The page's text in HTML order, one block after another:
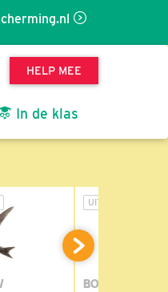
HELP MEE
In de klas
UITGEVLOGEN
BOSUIL